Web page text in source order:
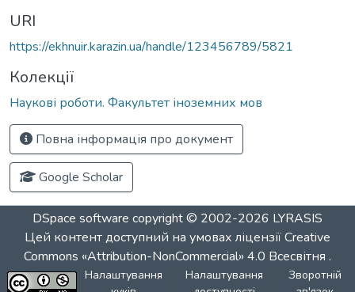
URI
https://ekhnuir.karazin.ua/handle/123456789/5821
Колекції
Наукові роботи. Факультет іноземних мов
Повна інформація про документ
Google Scholar
DSpace software copyright © 2002-2026 LYRASIS
Цей контент доступний на умовах ліцензіїCreative
Commons «Attribution-NonCommercial» 4.0 Всесвітня .
Налаштування
Налаштування
Зворотній